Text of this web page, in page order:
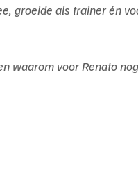
groeide als trainer én
waarom voor Renato